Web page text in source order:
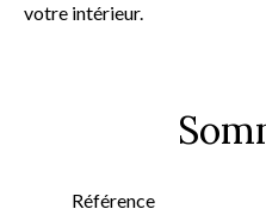
votre intérieur.
Référence